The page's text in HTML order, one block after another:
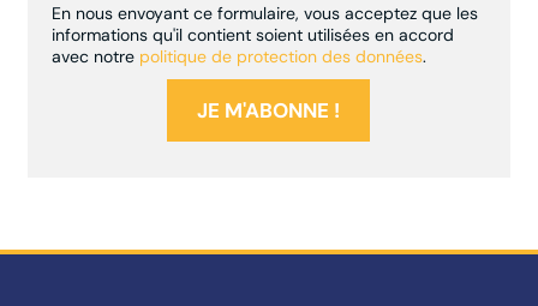
En nous envoyant ce formulaire, vous acceptez que les
informations qu'il contient soient utilisées en accord
avec notre politique de protection des données.